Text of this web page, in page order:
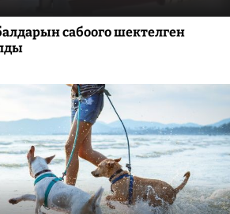
сабоого шектелген